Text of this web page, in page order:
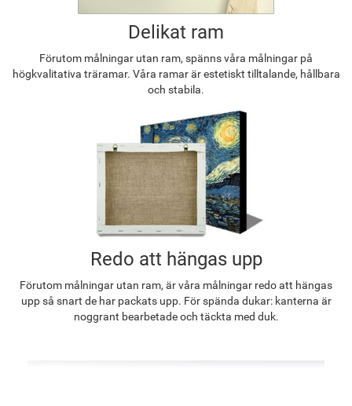
Delikat ram
Förutom målningar utan ram, spänns våra målningar på
högkvalitativa träramar. Våra ramar är estetiskt tilltalande, hållbara
och stabila.
Redo att hängas upp
Förutom målningar utan ram, är våra målningar redo att hängas
upp så snart de har packats upp. För spända dukar: kanterna är
noggrant bearbetade och täckta med duk.